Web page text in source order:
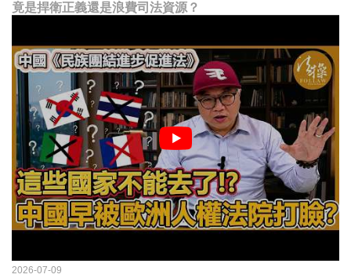
竟是捍衛正義還是浪費司法資源？
2026-07-09